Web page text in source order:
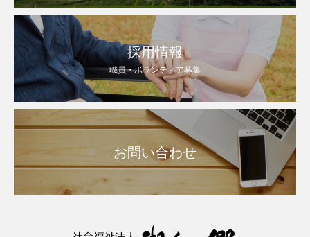
採用情報
職員・ボランティア募集
お問い合わせ